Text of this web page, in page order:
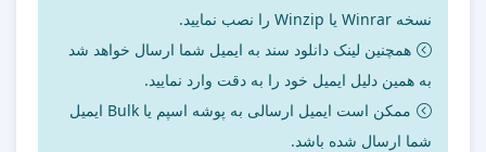
نسخه Winrar یا Winzip را نصب نمایید.
همچنین لینک دانلود سند به ایمیل شما ارسال خواهد شد
به همین دلیل ایمیل خود را به دقت وارد نمایید.
ممکن است ایمیل ارسالی به پوشه اسپم یا Bulk ایمیل
شما ارسال شده باشد.